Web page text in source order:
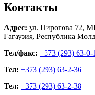
Контакты
Адрес: ул. Пирогова 72,
Гагаузия, Республика
Тел/факс: +373 (293) 63-0-
Тел: +373 (293) 63-2-36
Тел: +373 (293) 63-2-38